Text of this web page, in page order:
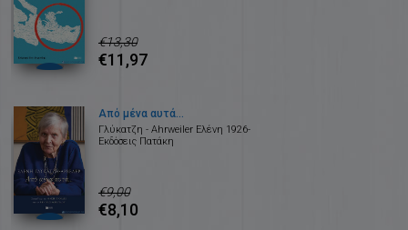
€13,30
€11,97
Από μένα αυτά…
Γλύκατζη - Ahrweiler Ελένη 1926-
Εκδόσεις Πατάκη
€9,00
€8,10